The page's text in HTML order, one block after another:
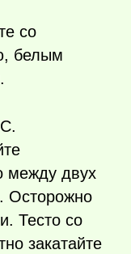
со
белым
между двух
Осторожно
Тесто со
закатайте